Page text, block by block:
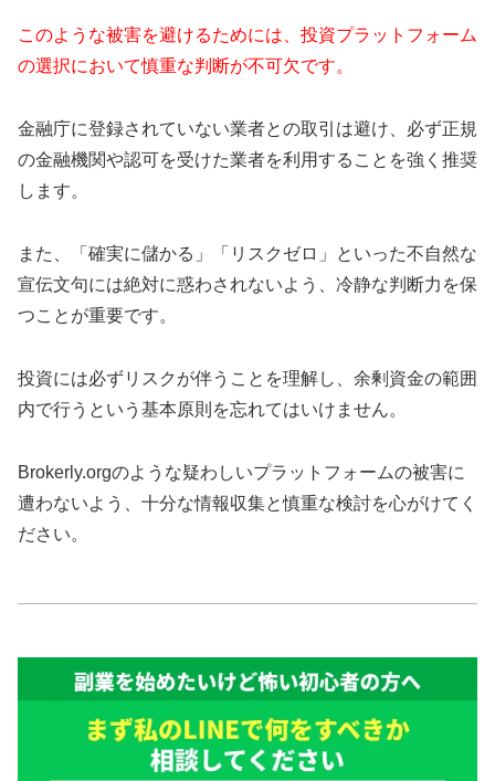
このような被害を避けるためには、投資プラットフォーム
の選択において慎重な判断が不可欠です。
金融庁に登録されていない業者との取引は避け、必ず正規
の金融機関や認可を受けた業者を利用することを強く推奨
します。
また、「確実に儲かる」「リスクゼロ」といった不自然な
宣伝文句には絶対に惑わされないよう、冷静な判断力を保
つことが重要です。
投資には必ずリスクが伴うことを理解し、余剰資金の範囲
内で行うという基本原則を忘れてはいけません。
Brokerly.orgのような疑わしいプラットフォームの被害に
遭わないよう、十分な情報収集と慎重な検討を心がけてく
ださい。